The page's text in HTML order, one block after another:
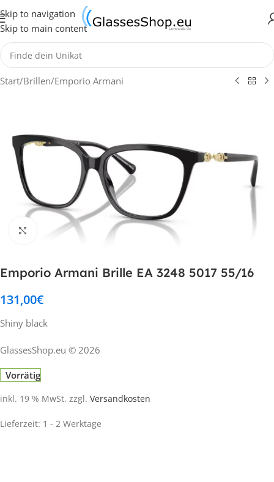
Skip to navigation
Skip to main content
Start/Brillen/Emporio Armani
Klick zum Vergrößern
Emporio Armani Brille EA 3248 5017 55/16
131,00€
Shiny black
GlassesShop.eu © 2026
Vorrätig
inkl. 19 % MwSt. zzgl. Versandkosten
Lieferzeit: 1 - 2 Werktage